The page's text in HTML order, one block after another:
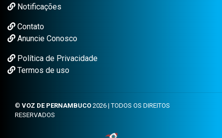
Notificações
Contato
Anuncie Conosco
Política de Privacidade
Termos de uso
© VOZ DE PERNAMBUCO 2026 | TODOS OS DIREITOS
RESERVADOS